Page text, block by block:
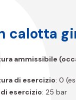
calotta
ammissibile
di esercizio: 0
esercizio: 25 bar